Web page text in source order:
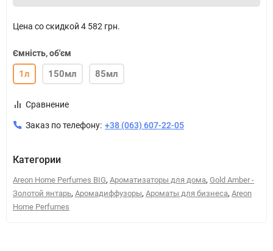
Цена со скидкой 4 582 грн.
Ємність, об'єм
1л 150мл 85мл
Сравнение
Заказ по телефону: +38 (063) 607-22-05
Категории
Areon Home Perfumes BIG, Ароматизаторы для дома, Gold Amber -
Золотой янтарь, Аромадиффузоры, Ароматы для бизнеса, Areon
Home Perfumes